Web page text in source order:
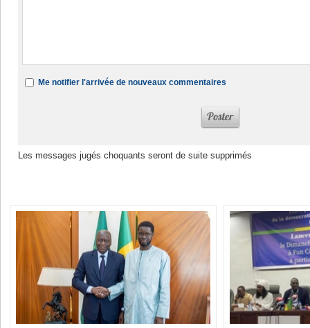
Me notifier l'arrivée de nouveaux commentaires
Les messages jugés choquants seront de suite supprimés